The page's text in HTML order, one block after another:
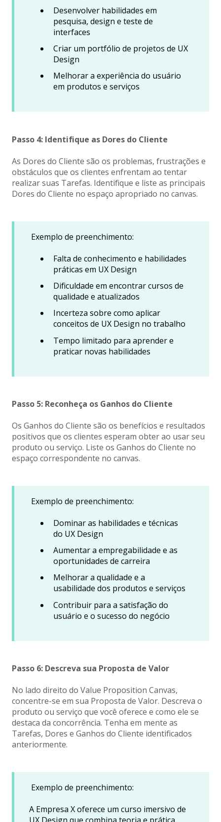
Desenvolver habilidades em
pesquisa, design e teste de
interfaces
Criar um portfólio de projetos de UX
Design
Melhorar a experiência do usuário
em produtos e serviços
Passo 4: Identifique as Dores do Cliente
As Dores do Cliente são os problemas, frustrações e
obstáculos que os clientes enfrentam ao tentar
realizar suas Tarefas. Identifique e liste as principais
Dores do Cliente no espaço apropriado no canvas.
Exemplo de preenchimento:
Falta de conhecimento e habilidades
práticas em UX Design
Dificuldade em encontrar cursos de
qualidade e atualizados
Incerteza sobre como aplicar
conceitos de UX Design no trabalho
Tempo limitado para aprender e
praticar novas habilidades
Passo 5: Reconheça os Ganhos do Cliente
Os Ganhos do Cliente são os benefícios e resultados
positivos que os clientes esperam obter ao usar seu
produto ou serviço. Liste os Ganhos do Cliente no
espaço correspondente no canvas.
Exemplo de preenchimento:
Dominar as habilidades e técnicas
do UX Design
Aumentar a empregabilidade e as
oportunidades de carreira
Melhorar a qualidade e a
usabilidade dos produtos e serviços
Contribuir para a satisfação do
usuário e o sucesso do negócio
Passo 6: Descreva sua Proposta de Valor
No lado direito do Value Proposition Canvas,
concentre-se em sua Proposta de Valor. Descreva o
produto ou serviço que você oferece e como ele se
destaca da concorrência. Tenha em mente as
Tarefas, Dores e Ganhos do Cliente identificados
anteriormente.
Exemplo de preenchimento:
A Empresa X oferece um curso imersivo de